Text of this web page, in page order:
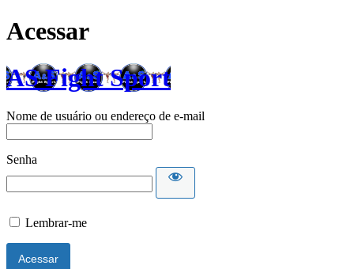
Acessar
AS Fight Sport
Nome de usuário ou endereço de e-mail
Senha
Lembrar-me